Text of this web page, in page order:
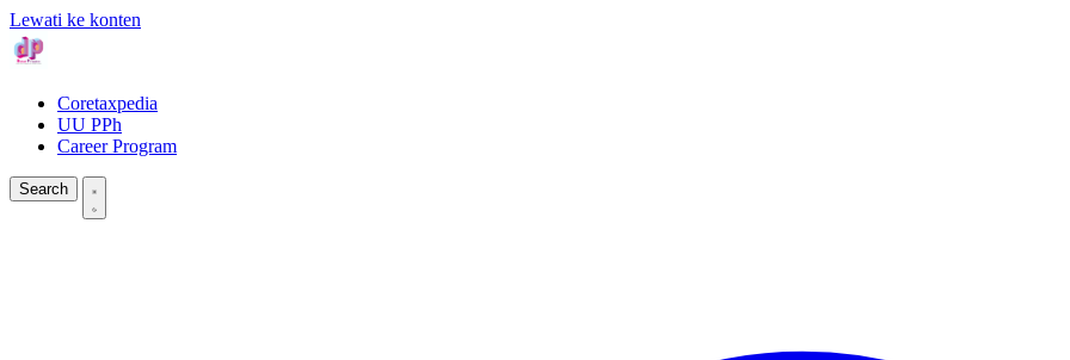
Lewati ke konten
Coretaxpedia
UU PPh
Career Program
Search